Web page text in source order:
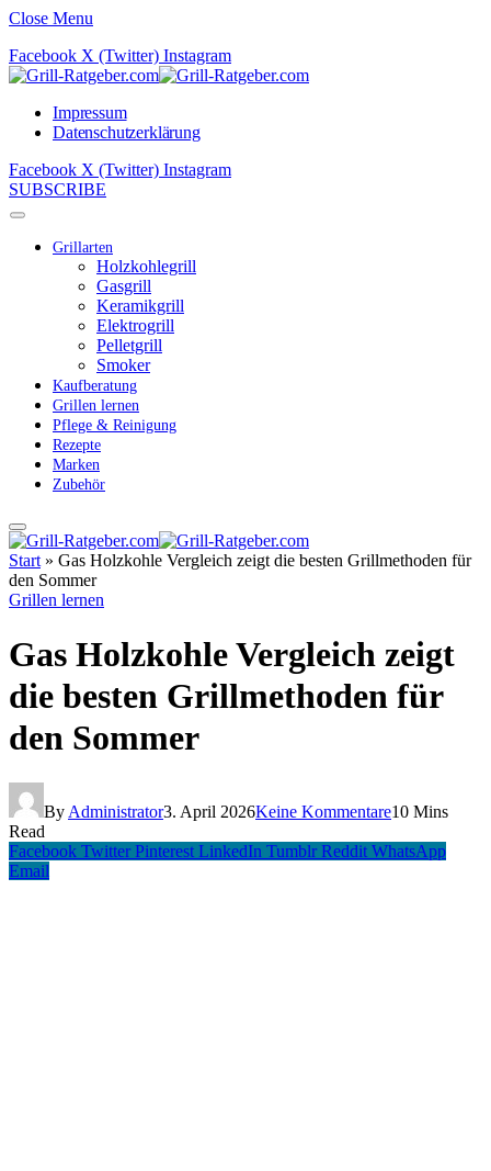
Close Menu
Facebook X (Twitter) Instagram
Impressum
Datenschutzerklärung
Facebook X (Twitter) Instagram
SUBSCRIBE
Grillarten
Holzkohlegrill
Gasgrill
Keramikgrill
Elektrogrill
Pelletgrill
Smoker
Kaufberatung
Grillen lernen
Pflege & Reinigung
Rezepte
Marken
Zubehör
Start » Gas Holzkohle Vergleich zeigt die besten Grillmethoden für
den Sommer
Grillen lernen
Gas Holzkohle Vergleich zeigt
die besten Grillmethoden für
den Sommer
By Administrator3. April 2026Keine Kommentare10 Mins
Read
Facebook Twitter Pinterest LinkedIn Tumblr Reddit WhatsApp
Email